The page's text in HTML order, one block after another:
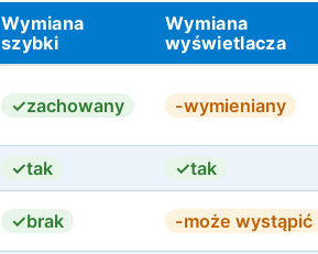
Wymiana
szybki
Wymiana
wyświetlacza
zachowany wymieniany
tak
tak
brak może wystąpić